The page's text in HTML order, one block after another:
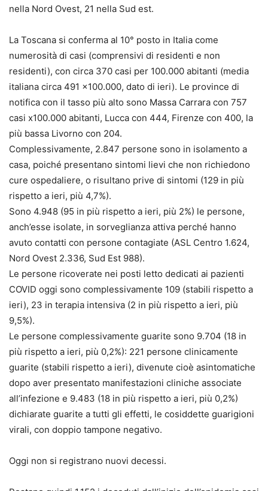
nella Nord Ovest, 21 nella Sud est.
La Toscana si conferma al 10° posto in Italia come
numerosità di casi (comprensivi di residenti e non
residenti), con circa 370 casi per 100.000 abitanti (media
italiana circa 491 x100.000, dato di ieri). Le province di
notifica con il tasso più alto sono Massa Carrara con 757
casi x100.000 abitanti, Lucca con 444, Firenze con 400, la
più bassa Livorno con 204.
Complessivamente, 2.847 persone sono in isolamento a
casa, poiché presentano sintomi lievi che non richiedono
cure ospedaliere, o risultano prive di sintomi (129 in più
rispetto a ieri, più 4,7%).
Sono 4.948 (95 in più rispetto a ieri, più 2%) le persone,
anch’esse isolate, in sorveglianza attiva perché hanno
avuto contatti con persone contagiate (ASL Centro 1.624,
Nord Ovest 2.336, Sud Est 988).
Le persone ricoverate nei posti letto dedicati ai pazienti
COVID oggi sono complessivamente 109 (stabili rispetto a
ieri), 23 in terapia intensiva (2 in più rispetto a ieri, più
9,5%).
Le persone complessivamente guarite sono 9.704 (18 in
più rispetto a ieri, più 0,2%): 221 persone clinicamente
guarite (stabili rispetto a ieri), divenute cioè asintomatiche
dopo aver presentato manifestazioni cliniche associate
all’infezione e 9.483 (18 in più rispetto a ieri, più 0,2%)
dichiarate guarite a tutti gli effetti, le cosiddette guarigioni
virali, con doppio tampone negativo.
Oggi non si registrano nuovi decessi.